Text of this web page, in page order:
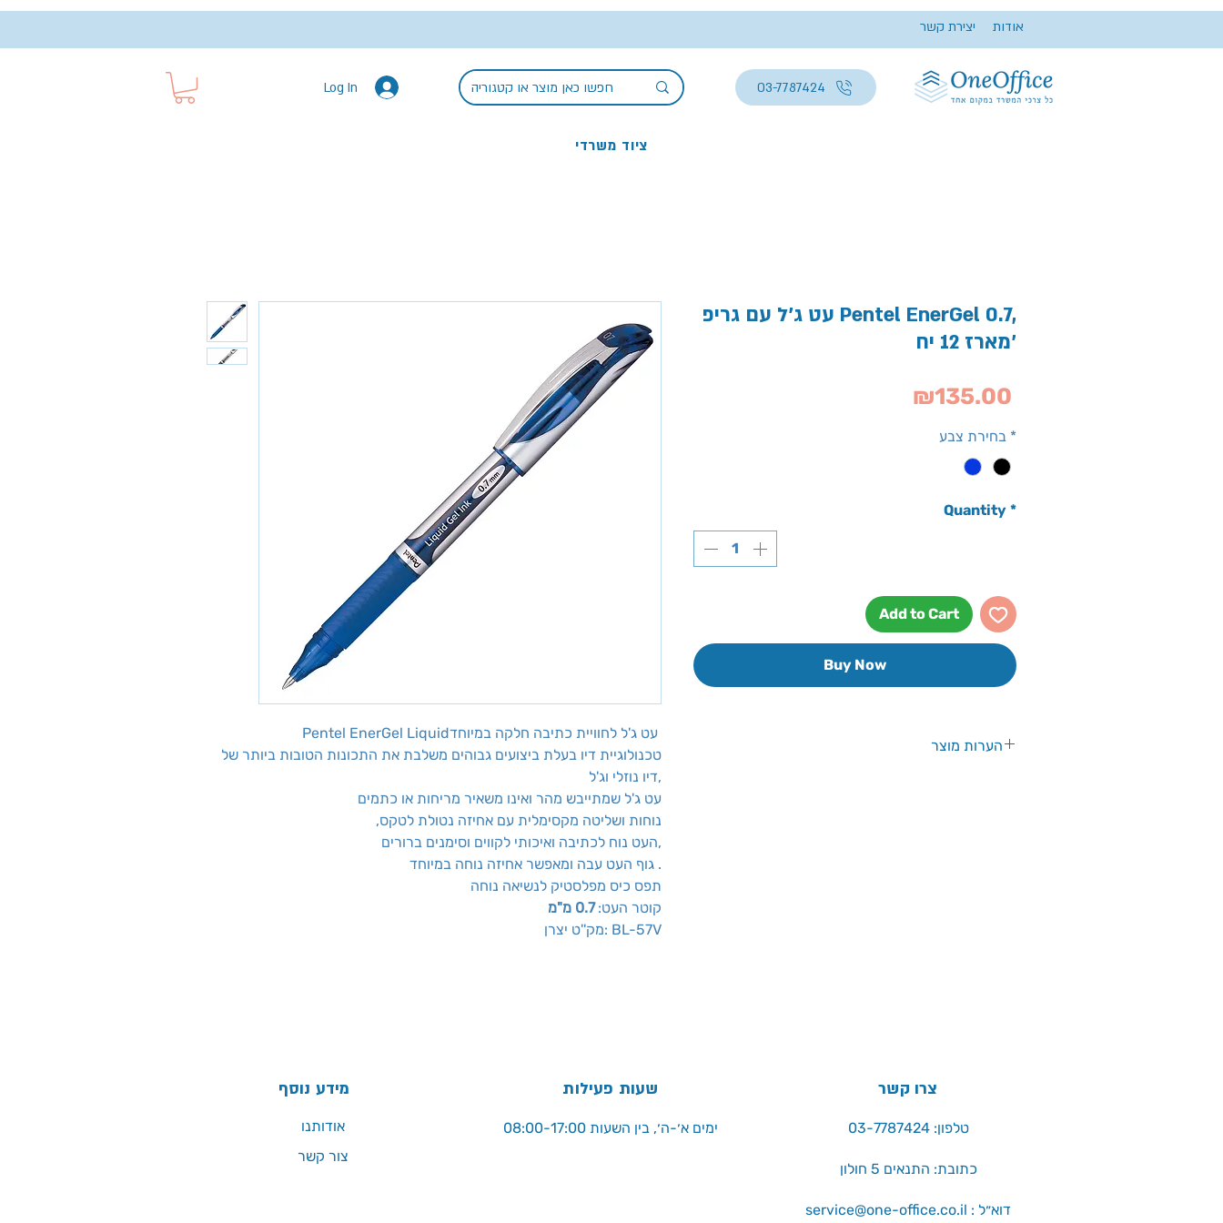
יצירת קשר אודות
Log In 03-7787424
ציוד משרדי
טכנולוגיית דיו בעלת ביצועים גבוהים משלבת את התכונות הטובות ביותר של
דיו נוזלי וג'ל,
עט ג'ל שמתייבש מהר ואינו משאיר מריחות או כתמים
,נוחות ושליטה מקסימלית עם אחיזה נטולת לטקס
העט נוח לכתיבה ואיכותי לקווים וסימנים ברורים,
גוף העט עבה ומאפשר אחיזה נוחה במיוחד .
תפס כיס מפלסטיק לנשיאה נוחה
קוטר העט:0.7 מ"מ
מק''ט יצרן: BL-57V
עט ג'ל עם גריפ Pentel EnerGel 0.7,
מארז 12 יח'
₪135.00
בחירת צבע *
Quantity *
Add to Cart
Buy Now
הערות מוצר
מידע נוסף שעות פעילות
ימים א׳-ה׳, בין השעות 08:00-17:00
צרו קשר
טלפון: 03-7787424
כתובת: התנאים 5 חולון
service@one-office.co.il : דוא״ל
אודותנו
צור קשר